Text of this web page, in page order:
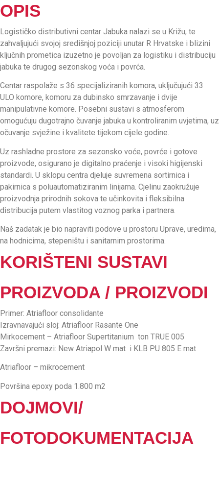
OPIS
Logističko distributivni centar Jabuka nalazi se u Križu, te
zahvaljujući svojoj središnjoj poziciji unutar R Hrvatske i blizini
ključnih prometica izuzetno je povoljan za logistiku i distribuciju
jabuka te drugog sezonskog voća i povrća.
Centar raspolaže s 36 specijaliziranih komora, uključujući 33
ULO komore, komoru za dubinsko smrzavanje i dvije
manipulativne komore. Posebni sustavi s atmosferom
omogućuju dugotrajno čuvanje jabuka u kontroliranim uvjetima, uz
očuvanje svježine i kvalitete tijekom cijele godine.
Uz rashladne prostore za sezonsko voće, povrće i gotove
proizvode, osigurano je digitalno praćenje i visoki higijenski
standardi. U sklopu centra djeluje suvremena sortirnica i
pakirnica s poluautomatiziranim linijama. Cjelinu zaokružuje
proizvodnja prirodnih sokova te učinkovita i fleksibilna
distribucija putem vlastitog voznog parka i partnera.
Naš zadatak je bio napraviti podove u prostoru Uprave, uredima,
na hodnicima, stepeništu i sanitarnim prostorima.
KORIŠTENI SUSTAVI
PROIZVODA / PROIZVODI
Primer: Atriafloor consolidante
Izravnavajući sloj: Atriafloor Rasante One
Mirkocement – Atriafloor Supertitanium ton TRUE 005
Završni premazi: New Atriapol W mat i KLB PU 805 E mat
Atriafloor – mikrocement
Površina epoxy poda 1.800 m2
DOJMOVI/
FOTODOKUMENTACIJA